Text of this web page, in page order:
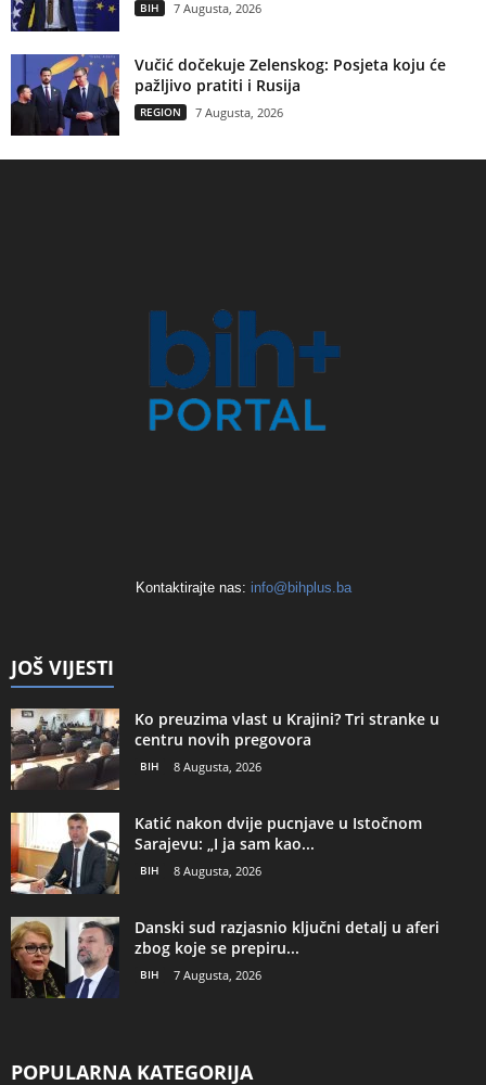
BIH 7 Augusta, 2026
Vučić dočekuje Zelenskog: Posjeta koju će
pažljivo pratiti i Rusija
REGION 7 Augusta, 2026
Kontaktirajte nas: info@bihplus.ba
JOŠ VIJESTI
Ko preuzima vlast u Krajini? Tri stranke u
centru novih pregovora
BIH 8 Augusta, 2026
Katić nakon dvije pucnjave u Istočnom
Sarajevu: „I ja sam kao...
BIH 8 Augusta, 2026
Danski sud razjasnio ključni detalj u aferi
zbog koje se prepiru...
BIH 7 Augusta, 2026
POPULARNA KATEGORIJA